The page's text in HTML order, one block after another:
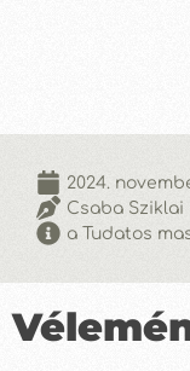
2024.
Csaba Sziklai
a Tudatos